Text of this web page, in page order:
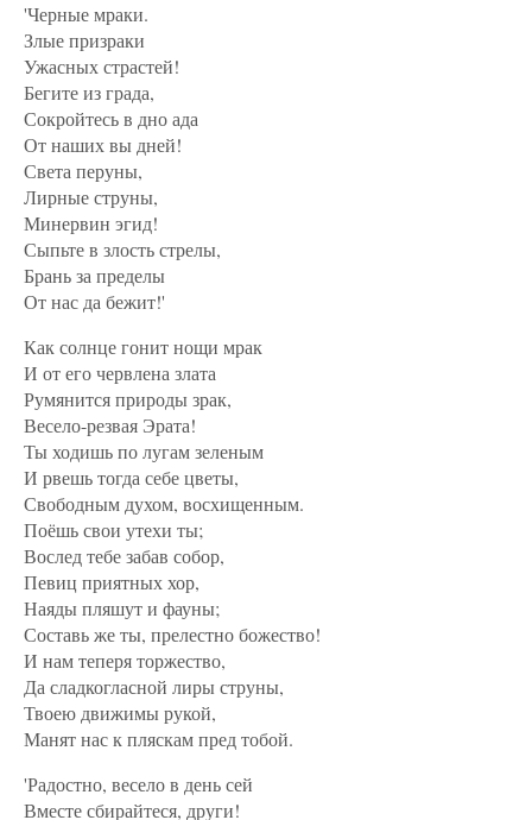
'Черные мраки.
Злые призраки
Ужасных страстей!
Бегите из града,
Сокройтесь в дно ада
От наших вы дней!
Света перуны,
Лирные струны,
Минервин эгид!
Сыпьте в злость стрелы,
Брань за пределы
От нас да бежит!'
Как солнце гонит нощи мрак
И от его червлена злата
Румянится природы зрак,
Весело-резвая Эрата!
Ты ходишь по лугам зеленым
И рвешь тогда себе цветы,
Свободным духом, восхищенным.
Поёшь свои утехи ты;
Вослед тебе забав собор,
Певиц приятных хор,
Наяды пляшут и фауны;
Составь же ты, прелестно божество!
И нам теперя торжество,
Да сладкогласной лиры струны,
Твоею движимы рукой,
Манят нас к пляскам пред тобой.
'Радостно, весело в день сей
Вместе сбирайтеся, други!